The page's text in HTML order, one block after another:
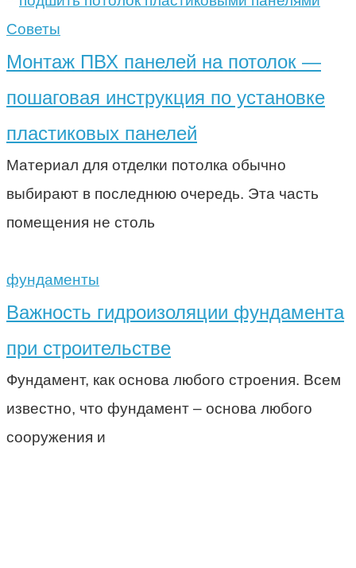
Советы
Монтаж ПВХ панелей на потолок —
пошаговая инструкция по установке
пластиковых панелей
Материал для отделки потолка обычно
выбирают в последнюю очередь. Эта часть
помещения не столь
фундаменты
Важность гидроизоляции фундамента
при строительстве
Фундамент, как основа любого строения. Всем
известно, что фундамент – основа любого
сооружения и